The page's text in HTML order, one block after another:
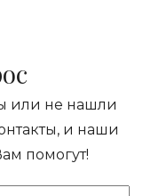
или не нашли
и наши
помогут!